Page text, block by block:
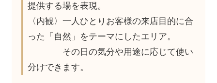
提供する場を表現。
〈内観〉一人ひとりお客様の来店目的に合
った「自然」をテーマにしたエリア。
その日の気分や用途に応じて使い
分けできます。